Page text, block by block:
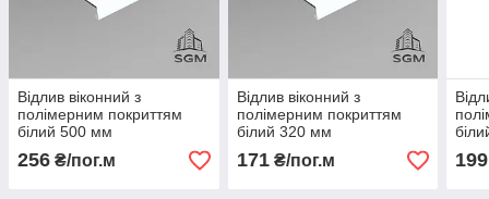
Відлив віконний з
полімерним покриттям
білий 500 мм
256 ₴/пог.м
Відлив віконний з
полімерним покриттям
білий 320 мм
171₴/пог.м 199